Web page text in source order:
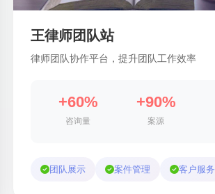
王律师团队站
律师团队协作平台，提升团队工作效率
+60%
咨询量
+90%
案源
团队展示 案件管理 客户服务